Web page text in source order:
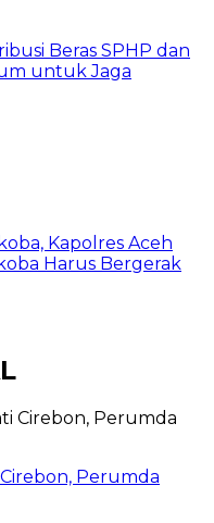
Beras SPHP dan
untuk Jaga
Kapolres Aceh
Harus Bergerak
Perumda